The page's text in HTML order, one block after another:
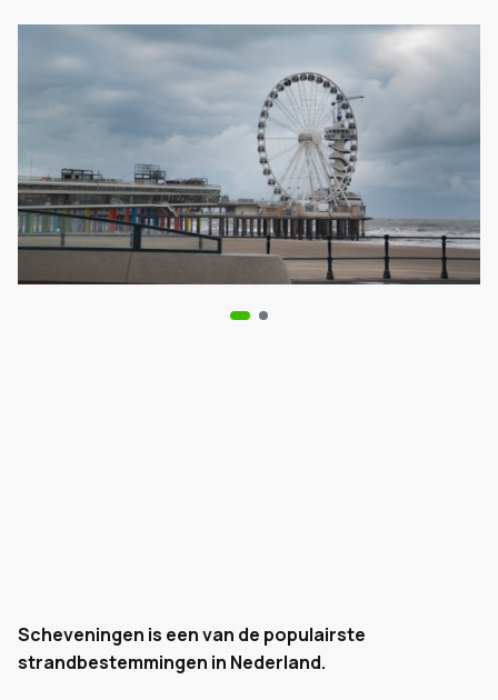
Scheveningen is een van de populairste
strandbestemmingen in Nederland.